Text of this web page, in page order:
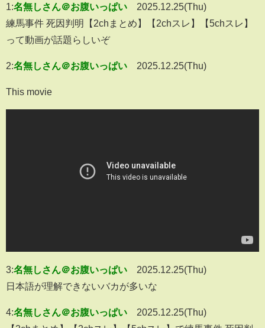
1:名無しさん＠お腹いっぱい
2025.12.25(Thu)
練馬事件 死因判明【2chまとめ】【2chスレ】【5chスレ】
って動画が話題らしいぞ
2:名無しさん＠お腹いっぱい 2025.12.25(Thu)
This movie
3:名無しさん＠お腹いっぱい
2025.12.25(Thu)
日本語が理解できないバカが多いな
4:名無しさん＠お腹いっぱい
2025.12.25(Thu)